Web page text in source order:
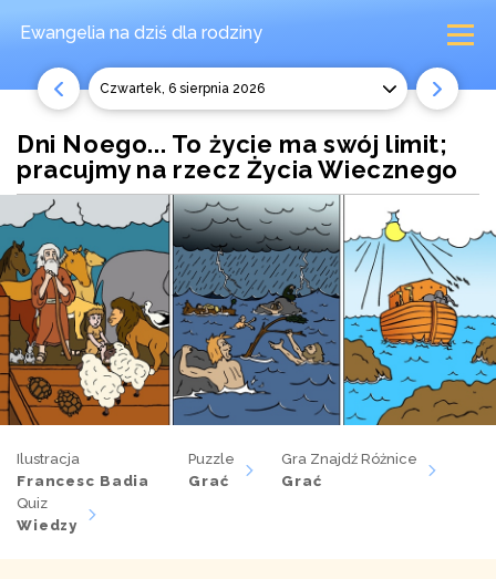
Ewangelia na dziś dla rodziny
czwartek, 6 sierpnia 2026
Dni Noego... To życie ma swój limit;
pracujmy na rzecz Życia Wiecznego
Ilustracja
Francesc Badia
Puzzle
Grać
Gra Znajdź Różnice
Grać
Quiz
Wiedzy